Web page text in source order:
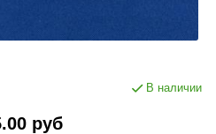
В наличии
руб